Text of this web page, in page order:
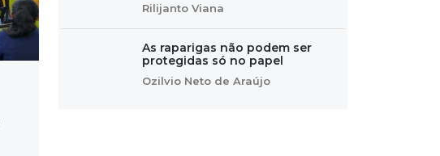
Rilijanto Viana
As raparigas não podem ser
protegidas só no papel
Ozilvio Neto de Araújo